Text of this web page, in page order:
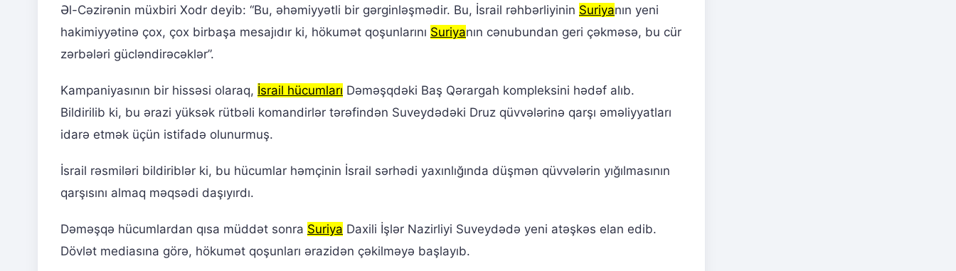
Əl-Cəzirənin müxbiri Xodr deyib: “Bu, əhəmiyyətli bir gərginləşmədir. Bu, İsrail rəhbərliyinin Suriyanın yeni
hakimiyyətinə çox, çox birbaşa mesajıdır ki, hökumət qoşunlarını Suriyanın cənubundan geri çəkməsə, bu cür
zərbələri gücləndirəcəklər”.
Kampaniyasının bir hissəsi olaraq, İsrail hücumları Dəməşqdəki Baş Qərargah kompleksini hədəf alıb.
Bildirilib ki, bu ərazi yüksək rütbəli komandirlər tərəfindən Suveydədəki Druz qüvvələrinə qarşı əməliyyatları
idarə etmək üçün istifadə olunurmuş.
İsrail rəsmiləri bildiriblər ki, bu hücumlar həmçinin İsrail sərhədi yaxınlığında düşmən qüvvələrin yığılmasının
qarşısını almaq məqsədi daşıyırdı.
Dəməşqə hücumlardan qısa müddət sonra Suriya Daxili İşlər Nazirliyi Suveydədə yeni atəşkəs elan edib.
Dövlət mediasına görə, hökumət qoşunları ərazidən çəkilməyə başlayıb.